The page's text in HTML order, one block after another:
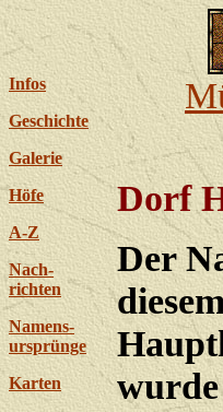
Infos
Geschichte
Galerie
Höfe
A-Z
Nach-
richten
Namens-
ursprünge
Karten
Dorf
Der